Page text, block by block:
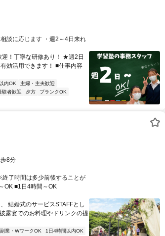
談に応じます ・週2～4日来れ
！丁寧な研修あり！ ★週2日
効活用できます！ ■仕事内容
内OK
主婦・主夫歓迎
験者歓迎 夕方
ブランクOK
8分
了時間は多少前後することが
OK ■1日4時間～OK
結婚式のサービスSTAFFとし
露宴でのお料理やドリンクの提
副業・WワークOK
1日4時間以内OK